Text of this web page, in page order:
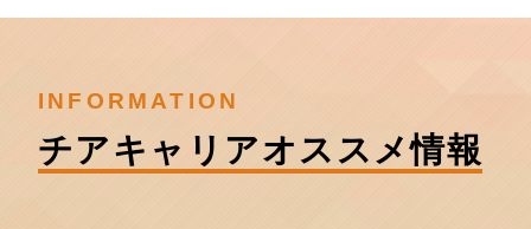
INFORMATION
チアキャリアオススメ情報